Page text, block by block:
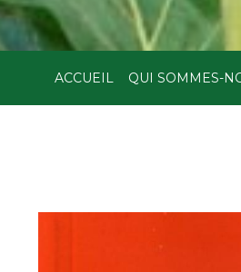
ACCUEIL QUI SOMMES-